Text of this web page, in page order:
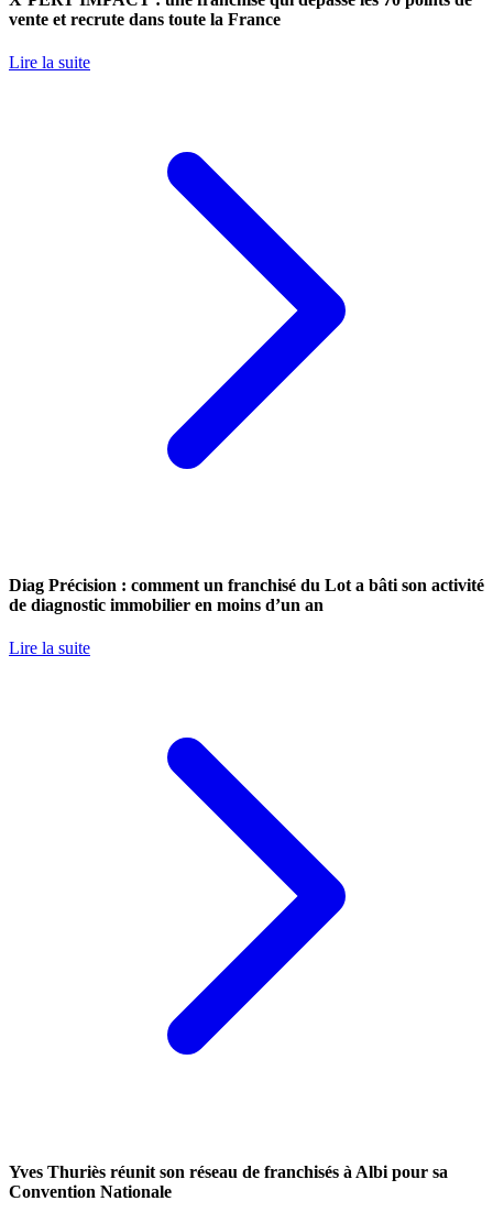
vente et recrute dans toute la France
Lire la suite
Diag Précision : comment un franchisé du Lot a bâti son activité
de diagnostic immobilier en moins d’un an
Lire la suite
Yves Thuriès réunit son réseau de franchisés à Albi pour sa
Convention Nationale